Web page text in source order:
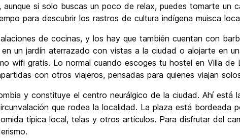
si solo buscas un poco de relax, puedes tomarte un
para descubrir los rastros de cultura indígena muisca
de cocinas, y los hay que también cuentan con
un jardín aterrazado con vistas a la ciudad o alojarte en
wifi gratis. Lo normal cuando escoges tu hostel en Villa de
con otros viajeros, pensadas para quienes viajan
y constituye el centro neurálgico de la ciudad. Ahí está
que rodea la localidad. La plaza está bordeada
típica local, telas y otros artículos. Para disfrutar del